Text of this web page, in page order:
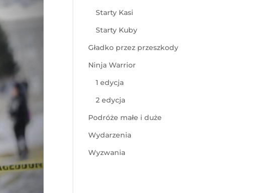
Starty Kasi
Starty Kuby
Gładko przez przeszkody
Ninja Warrior
1 edycja
2 edycja
Podróże małe i duże
Wydarzenia
Wyzwania